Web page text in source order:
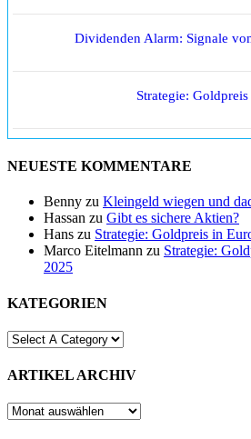
Dividenden Alarm: Signale
Strategie:
NEUESTE KOMMENTARE
Benny zu Kleingeld wiegen und
Hassan zu Gibt es sichere Aktien?
Hans zu Strategie: Goldpreis in
Marco Eitelmann zu Strategie:
2025
KATEGORIEN
ARTIKEL ARCHIV
ARTIKEL